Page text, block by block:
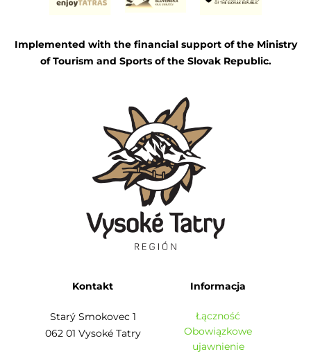
Implemented with the financial support of the Ministry
of Tourism and Sports of the Slovak Republic.
Kontakt
Starý Smokovec 1
062 01 Vysoké Tatry
Informacja
Łączność
Obowiązkowe
ujawnienie